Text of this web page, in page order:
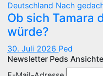
Deutschland Nach
Ob sich Tamara
würde?
30. Juli 2026 Ped
Newsletter Peds